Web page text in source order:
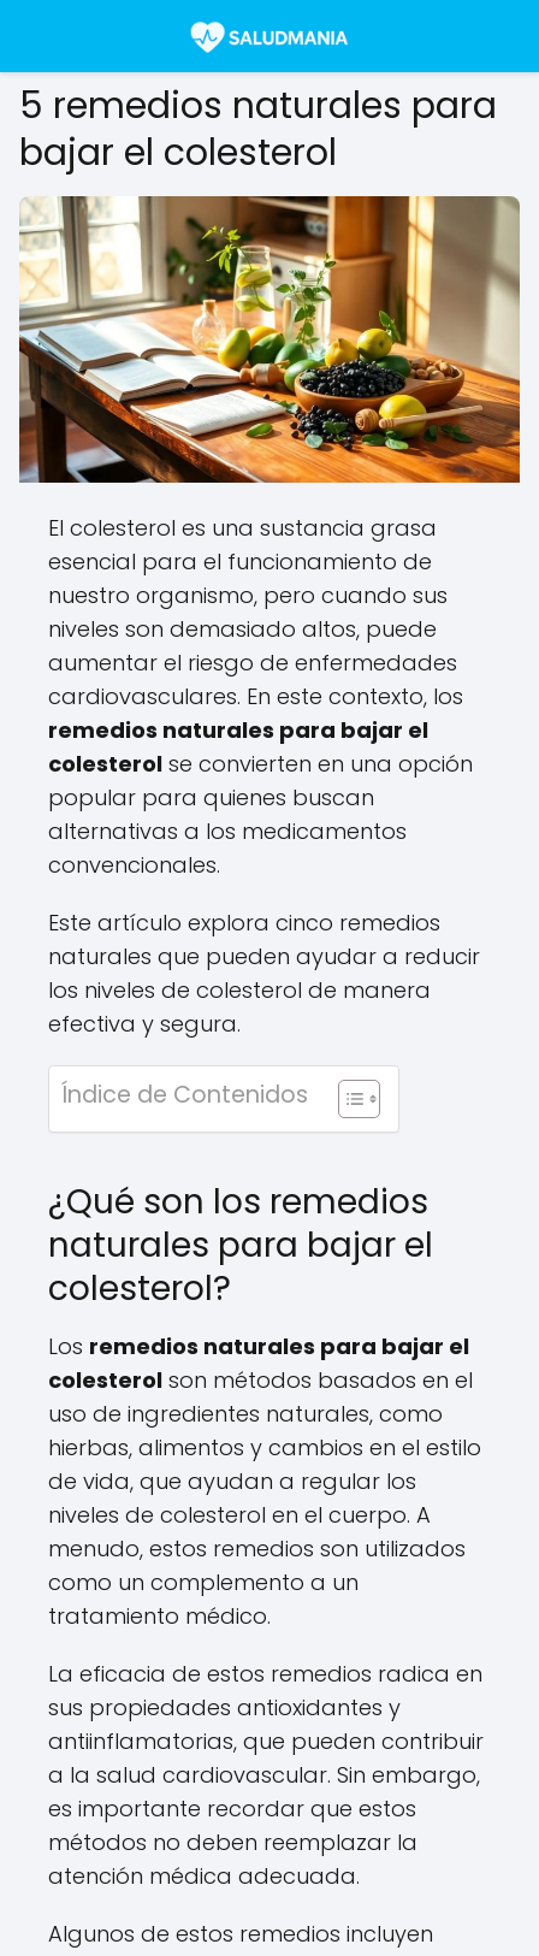
5 remedios naturales para
bajar el colesterol
El colesterol es una sustancia grasa
esencial para el funcionamiento de
nuestro organismo, pero cuando sus
niveles son demasiado altos, puede
aumentar el riesgo de enfermedades
cardiovasculares. En este contexto, los
remedios naturales para bajar el
colesterol se convierten en una opción
popular para quienes buscan
alternativas a los medicamentos
convencionales.
Este artículo explora cinco remedios
naturales que pueden ayudar a reducir
los niveles de colesterol de manera
efectiva y segura.
Índice de Contenidos
¿Qué son los remedios
naturales para bajar el
colesterol?
Los remedios naturales para bajar el
colesterol son métodos basados en el
uso de ingredientes naturales, como
hierbas, alimentos y cambios en el estilo
de vida, que ayudan a regular los
niveles de colesterol en el cuerpo. A
menudo, estos remedios son utilizados
como un complemento a un
tratamiento médico.
La eficacia de estos remedios radica en
sus propiedades antioxidantes y
antiinflamatorias, que pueden contribuir
a la salud cardiovascular. Sin embargo,
es importante recordar que estos
métodos no deben reemplazar la
atención médica adecuada.
Algunos de estos remedios incluyen